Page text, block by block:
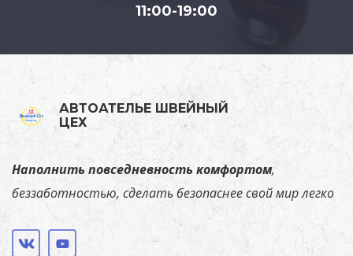
11:00-19:00
АВТОАТЕЛЬЕ ШВЕЙНЫЙ
ЦЕХ
Наполнить повседневность комфортом,
беззаботностью, сделать безопаснее свой мир легко